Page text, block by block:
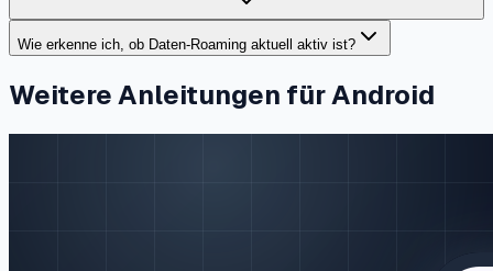
Wie erkenne ich, ob Daten-Roaming aktuell aktiv ist?
Weitere Anleitungen für Android